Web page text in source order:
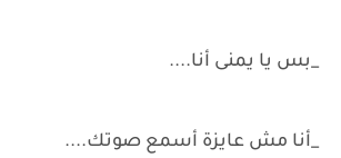
_بس يا يمنى أنا....
_أنا مش عايزة أسمع صوتك....